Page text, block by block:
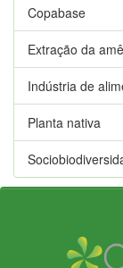
Copabase
Extração da
Indústria de
Planta nativa